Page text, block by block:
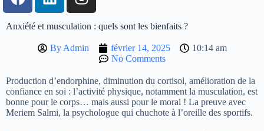
Anxiété et musculation : quels sont les bienfaits ?
ByAdmin février 14, 2025
10:14 am
No Comments
Production d’endorphine, diminution du cortisol, amélioration de la
confiance en soi : l’activité physique, notamment la musculation, est
bonne pour le corps… mais aussi pour le moral ! La preuve avec
Meriem Salmi, la psychologue qui chuchote à l’oreille des sportifs.